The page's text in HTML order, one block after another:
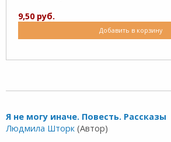
9,50 руб.
Добавить в корзину
Я не могу иначе. Повесть. Рассказы
Людмила Шторк (Автор)